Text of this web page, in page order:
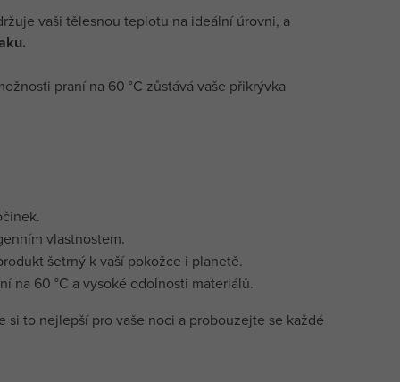
vaši tělesnou teplotu na ideální úrovni, a
praní na 60 °C zůstává vaše přikrývka
vlastnostem.
šetrný k vaší pokožce i planetě.
na 60 °C a vysoké odolnosti materiálů.
si to nejlepší pro vaše noci a probouzejte se každé